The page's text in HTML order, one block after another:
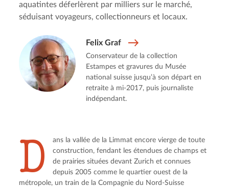
aquatintes déferlèrent par milliers sur le marché,
séduisant voyageurs, collectionneurs et locaux.
Felix Graf
Conservateur de la collection
Estampes et gravures du Musée
national suisse jusqu’à son départ en
retraite à mi-2017, puis journaliste
indépendant.
D
ans la vallée de la Limmat encore vierge de toute
construction, fendant les étendues de champs et
de prairies situées devant Zurich et connues
depuis 2005 comme le quartier ouest de la
métropole, un train de la Compagnie du Nord-Suisse